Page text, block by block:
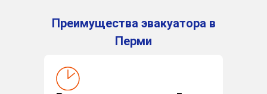
Преимущества эвакуатора в
Перми